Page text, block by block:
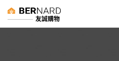
友誠購物